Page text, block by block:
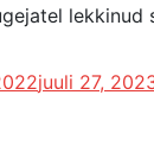
juuli 27,